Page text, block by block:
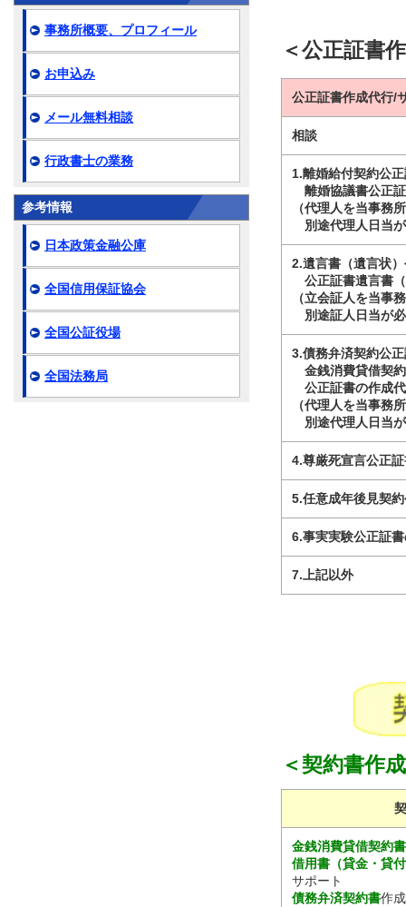
＜公正証書
公正証書作成代行/
相談
1.離婚給付契約公
離婚協議書公正
（代理人を当事務
別途代理人日当
2.遺言書（遺言状
公正証書遺言書
（立会証人を当事
別途証人日当が
3.債務弁済契約公
金銭消費貸借契
公正証書の作成
（代理人を当事務
別途代理人日当
4.尊厳死宣言公正
5.任意成年後見契
6.事実実験公正証
7.上記以外
＜契約書作
金銭消費貸借契約書
借用書（貸金・貸
サポート
債務弁済契約書作
事務所概要、プロフィール
お申込み
メール無料相談
行政書士の業務
参考情報
日本政策金融公庫
全国信用保証協会
全国公証役場
全国法務局